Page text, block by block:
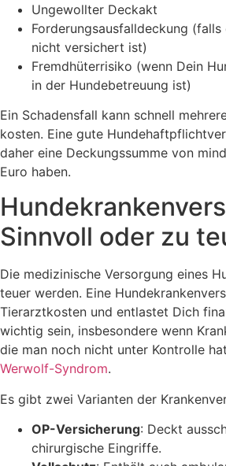
Ungewollter Deckakt
Forderungsausfalldeckung
nicht versichert ist)
Fremdhüterrisiko (wenn Dein
in der Hundebetreuung ist)
Ein Schadensfall kann schnell
kosten. Eine gute
daher eine Deckungssumme von
Euro haben.
Sinnvoll oder zu
Die medizinische Versorgung eines
teuer werden. Eine
Tierarztkosten und entlastet Dich
wichtig sein, insbesondere wenn
die man noch nicht unter Kontrolle
Werwolf-Syndrom.
Es gibt zwei Varianten der
OP-Versicherung: Deckt
chirurgische Eingriffe.